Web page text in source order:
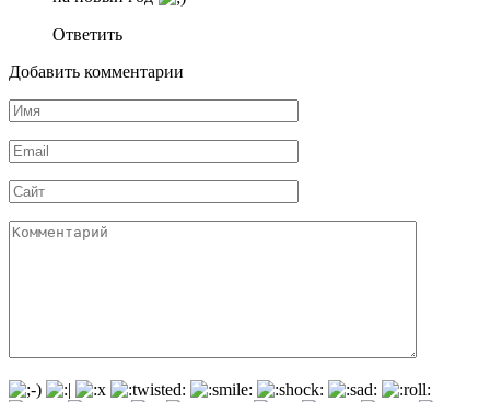
Ответить
Добавить комментарии
Имя
*
Email
*
Сайт
Комментарий